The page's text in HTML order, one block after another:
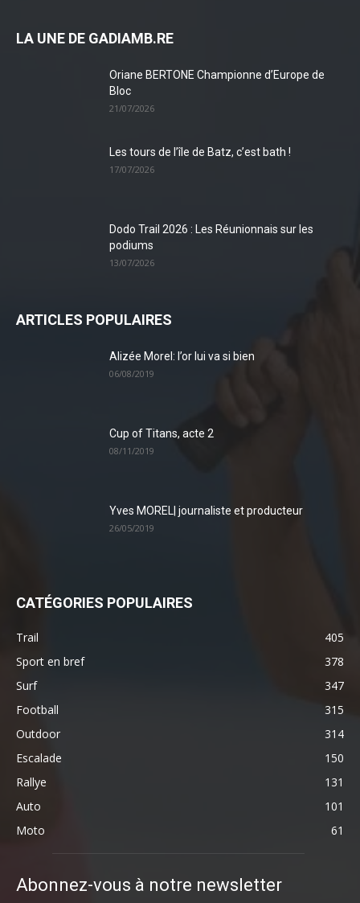
LA UNE DE GADIAMB.RE
Oriane BERTONE Championne d’Europe de
Bloc
21/07/2026
Les tours de l’île de Batz, c’est bath !
17/07/2026
Dodo Trail 2026 : Les Réunionnais sur les
podiums
13/07/2026
ARTICLES POPULAIRES
Alizée Morel: l’or lui va si bien
06/08/2019
Cup of Titans, acte 2
08/11/2019
Yves MOREL| journaliste et producteur
26/05/2019
CATÉGORIES POPULAIRES
Trail
405
Sport en bref
378
Surf
347
Football
315
Outdoor
314
Escalade
150
Rallye
131
Auto
101
Moto
61
Abonnez-vous à notre newsletter